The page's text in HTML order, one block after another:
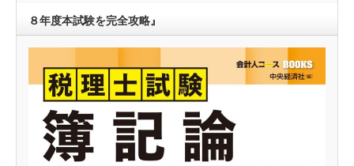
８年度本試験を完全攻略』